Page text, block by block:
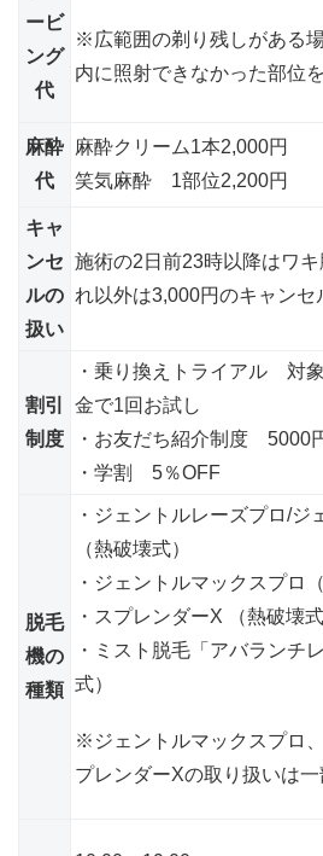
ービ
ング
代
※広範囲の剃り残しがある
内に照射できなかった部位
麻酔
代
麻酔クリーム1本2,000円
笑気麻酔 1部位2,200円
キャ
ンセ
ルの
扱い
施術の2日前23時以降はワ
れ以外は3,000円のキャンセ
割引
制度
・乗り換えトライアル 対
金で1回お試し
・お友だち紹介制度 5000
・学割 5％OFF
脱毛
機の
種類
・ジェントルレーズプロ/ジ
（熱破壊式）
・ジェントルマックスプロ
・スプレンダーX （熱破壊式
・ミスト脱毛「アバランチ
式）
※ジェントルマックスプロ
プレンダーXの取り扱いは